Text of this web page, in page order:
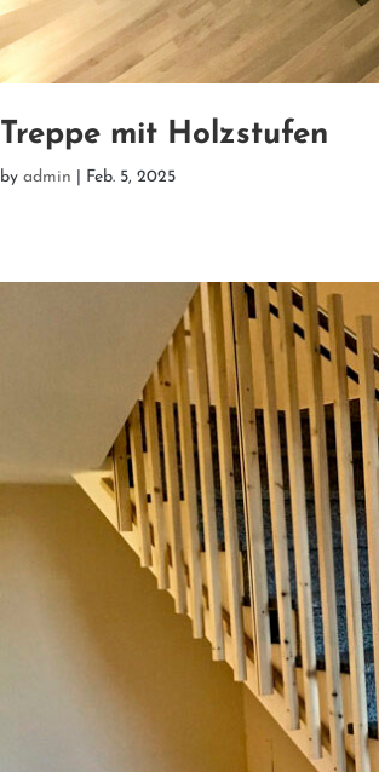
Treppe mit Holzstufen
byadmin Feb. 5, 2025